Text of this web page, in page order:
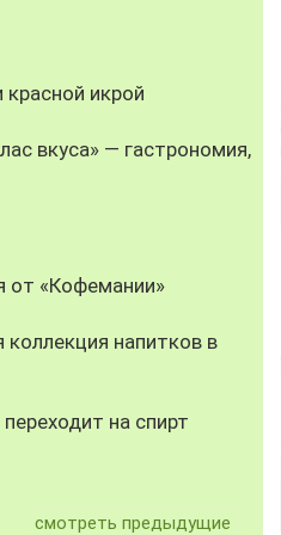
икрой
вкуса» — гастрономия,
от «Кофемании»
напитков в
на спирт
смотреть предыдущие